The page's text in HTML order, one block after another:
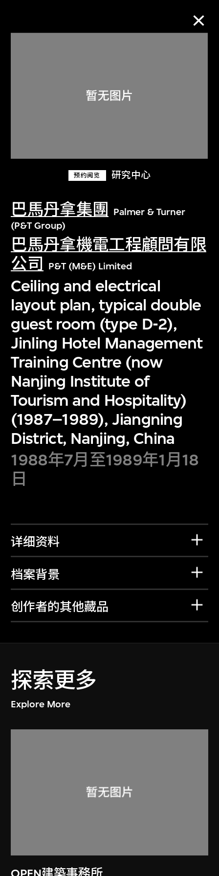
预约阅览 研究中心
巴馬丹拿集團
Palmer & Turner
(P&T Group)
巴馬丹拿機電工程顧問有限
公司
P&T (M&E) Limited
Ceiling and electrical
layout plan, typical double
guest room (type D-2),
Jinling Hotel Management
Training Centre (now
Nanjing Institute of
Tourism and Hospitality)
(1987–1989), Jiangning
District, Nanjing, China
1988年7月至1989年1月18
日
详细资料
档案背景
创作者的其他藏品
探索更多
Explore More
关于M+藏品
探索世界顶级的二十及二十一世纪视觉
文化藏品。